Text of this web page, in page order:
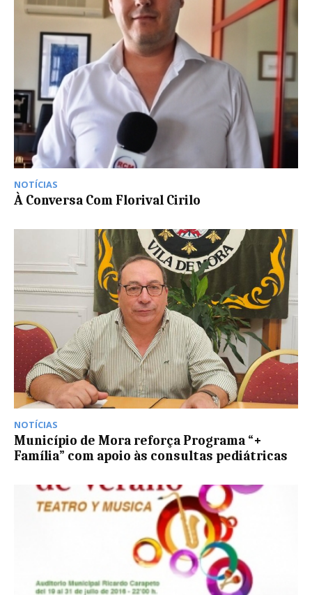
NOTÍCIAS
À Conversa Com Florival Cirilo
NOTÍCIAS
Município de Mora reforça Programa “+
Família” com apoio às consultas pediátricas